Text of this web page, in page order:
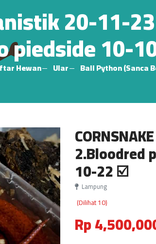
20-11-
piedside 10-
Hewan Ular Ball Python (Sanca
2.Bloodred
10-22 ☑️
Lampung
(Dilihat 10)
Rp